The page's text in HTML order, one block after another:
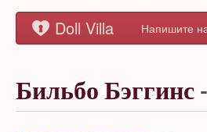
Doll Villa Напишите
Бильбо Бэггинс